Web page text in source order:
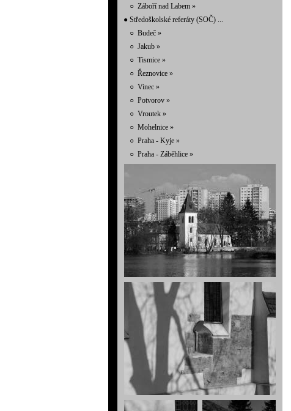
○ Záboří nad Labem »
● Středoškolské referáty (SOČ) ...
○ Budeč »
○ Jakub »
○ Tismice »
○ Řeznovice »
○ Vinec »
○ Potvorov »
○ Vroutek »
○ Mohelnice »
○ Praha - Kyje »
○ Praha - Záběhlice »